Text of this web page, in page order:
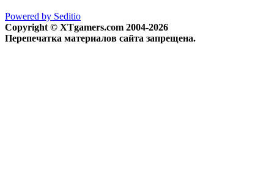
Powered by Seditio
Copyright © XTgamers.com 2004-2026
Перепечатка материалов сайта запрещена.